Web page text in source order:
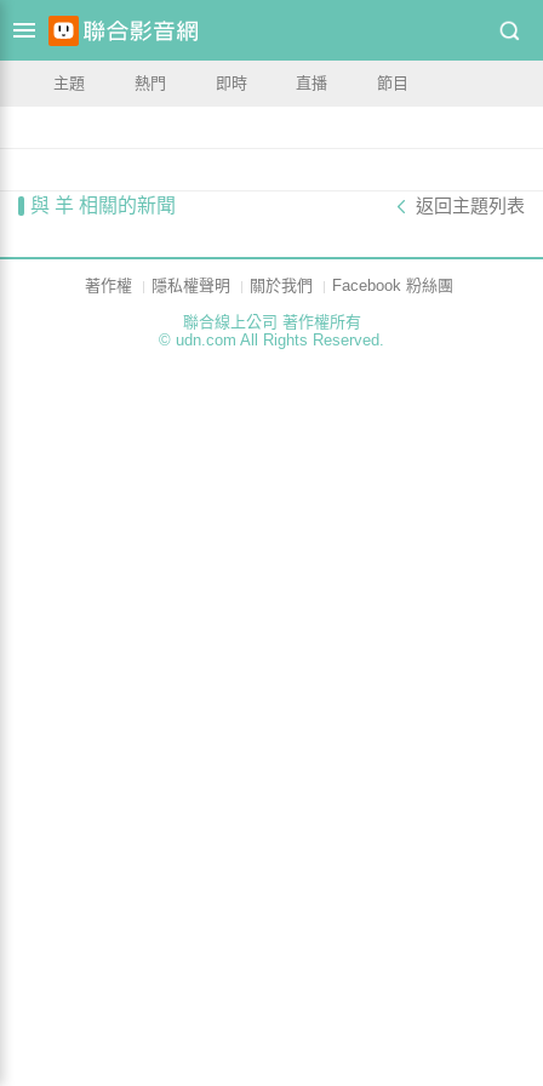
主題 熱門 即時 直播 節目
與 羊 相關的新聞 返回主題列表
著作權 隱私權聲明 關於我們
Facebook 粉絲團
聯合線上公司 著作權所有
© udn.com All Rights Reserved.